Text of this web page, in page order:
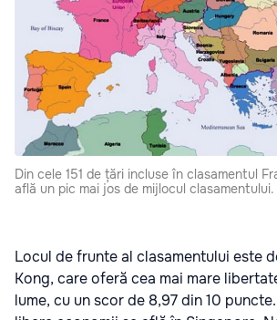
Din cele 151 de țări incluse în clasamentul
află un pic mai jos de mijlocul clasamentului.
Locul de frunte al clasamentului este
Kong, care oferă cea mai mare
lume, cu un scor de 8,97 din 10